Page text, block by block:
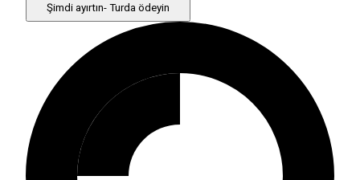
Şimdi ayırtın- Turda ödeyin